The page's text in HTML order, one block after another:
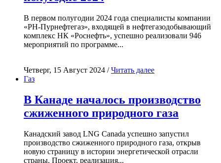
В первом полугодии 2024 года специалисты компании
«РН-Пурнефтегаз», входящей в нефтегазодобывающий
комплекс НК «Роснефть», успешно реализовали 946
мероприятий по программе...
Четверг, 15 Август 2024 /Читать далее
Газ
В Канаде началось производство
сжиженного природного газа
Канадский завод LNG Canada успешно запустил
производство сжиженного природного газа, открыв
новую страницу в истории энергетической отрасли
страны. Проект, реализация...